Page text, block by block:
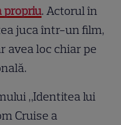
propriu. Actorul în
juca într-un film,
avea loc chiar pe
„Identitea lui
Cruise a